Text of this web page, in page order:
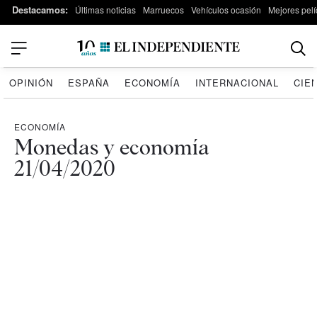
Destacamos: Últimas noticias Marruecos Vehículos ocasión Mejores
OPINIÓN ESPAÑA ECONOMÍA INTERNACIONAL
ECONOMÍA
Monedas y economía
21/04/2020